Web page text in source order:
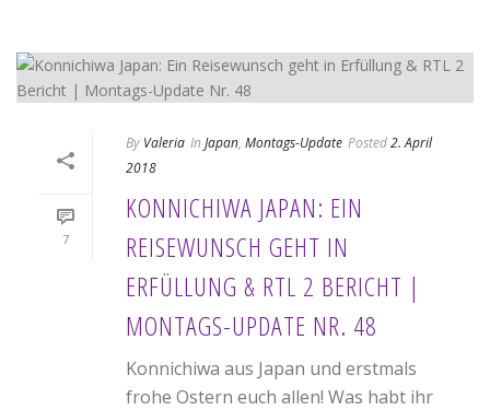
7
By Valeria In Japan, Montags-Update Posted2. April
2018
KONNICHIWA JAPAN: EIN
REISEWUNSCH GEHT IN
ERFÜLLUNG & RTL 2 BERICHT |
MONTAGS-UPDATE NR. 48
Konnichiwa aus Japan und erstmals
frohe Ostern euch allen! Was habt ihr